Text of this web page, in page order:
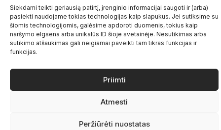
Siekdami teikti geriausią patirtį, įrenginio informacijai saugoti ir (arba)
pasiekti naudojame tokias technologijas kaip slapukus. Jei sutiksime su
šiomis technologijomis, galėsime apdoroti duomenis, tokius kaip
naršymo elgsena arba unikalūs ID šioje svetainėje. Nesutikimas arba
sutikimo atšaukimas gali neigiamai paveikti tam tikras funkcijas ir
funkcijas.
Priimti
Atmesti
Peržiūrėti nuostatas
Jogos studija Vilniuje
Kurso taisyklės ir privatumo politika
Kontaktai
DaoMama.lt © Visos teisės saugomos.